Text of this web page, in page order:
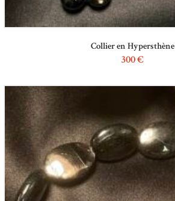
Collier en Hypersthène
300€